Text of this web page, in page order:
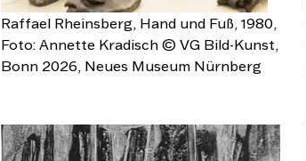
Raffael Rheinsberg, Hand und Fuß, 1980,
Foto: Annette Kradisch © VG Bild-Kunst,
Bonn 2026, Neues Museum Nürnberg